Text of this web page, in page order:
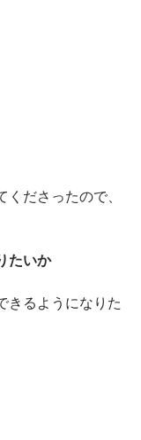
ださったので、
たいか
きるようになりた